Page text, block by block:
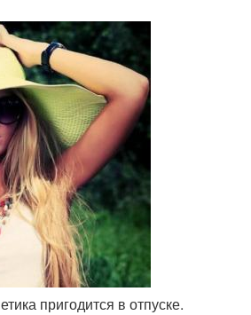
пригодится в отпуске.